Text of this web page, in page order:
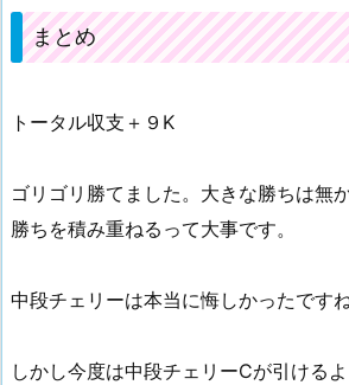
まとめ
トータル収支＋９K
ゴリゴリ勝てました。大きな勝ちは無
勝ちを積み重ねるって大事です。
中段チェリーは本当に悔しかったです
しかし今度は中段チェリーCが引ける